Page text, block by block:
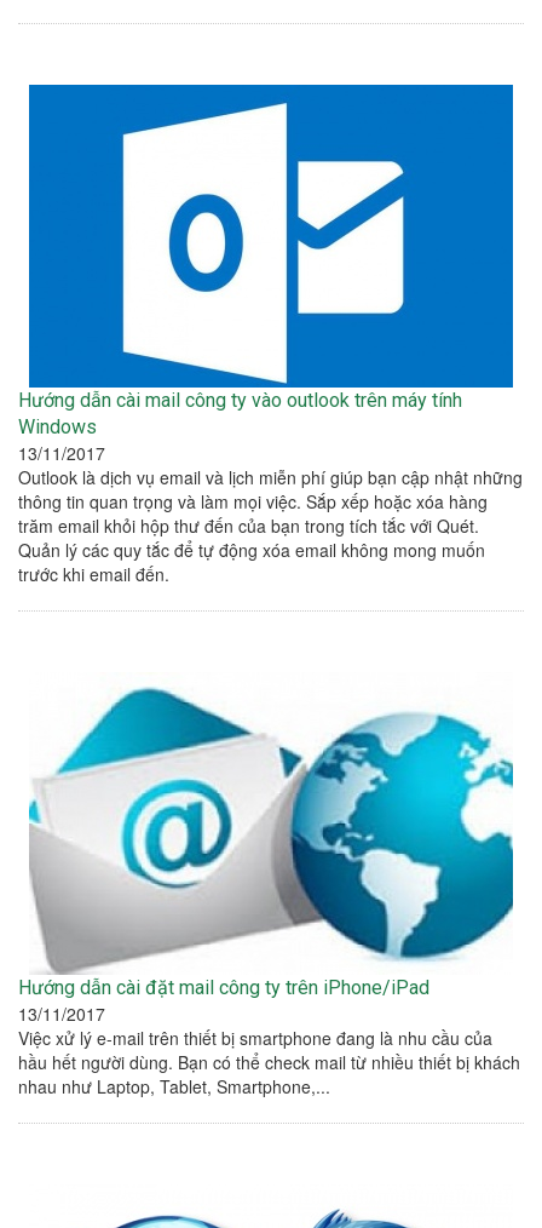
Hướng dẫn cài mail công ty vào outlook trên máy tính
Windows
13/11/2017
Outlook là dịch vụ email và lịch miễn phí giúp bạn cập nhật những
thông tin quan trọng và làm mọi việc. Sắp xếp hoặc xóa hàng
trăm email khỏi hộp thư đến của bạn trong tích tắc với Quét.
Quản lý các quy tắc để tự động xóa email không mong muốn
trước khi email đến.
Hướng dẫn cài đặt mail công ty trên iPhone/iPad
13/11/2017
Việc xử lý e-mail trên thiết bị smartphone đang là nhu cầu của
hầu hết người dùng. Bạn có thể check mail từ nhiều thiết bị khách
nhau như Laptop, Tablet, Smartphone,...